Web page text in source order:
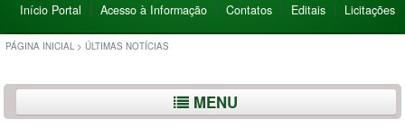
Início Portal Acesso à Informação Contatos Editais Licitações
PÁGINA INICIAL > ÚLTIMAS NOTÍCIAS
MENU